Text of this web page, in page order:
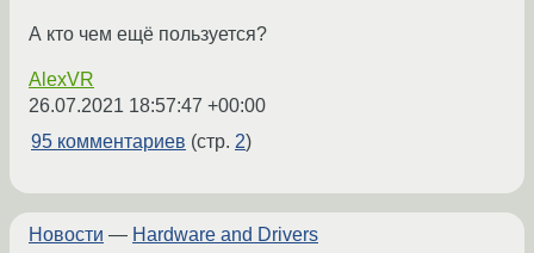
А кто чем ещё пользуется?
AlexVR
26.07.2021 18:57:47 +00:00
95 комментариев (стр. 2)
Новости — Hardware and Drivers